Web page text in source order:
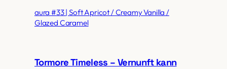
aura #33 | Soft Apricot / Creamy Vanilla /
Glazed Caramel
Tormore Timeless – Vernunft kann